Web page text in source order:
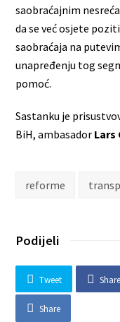
saobraćajnim
da se već osjete
saobraćaja na
unapređenju tog
pomoć.
Sastanku je
BiH, ambasador Lars
reforme
Podijeli
Tweet Share
Share